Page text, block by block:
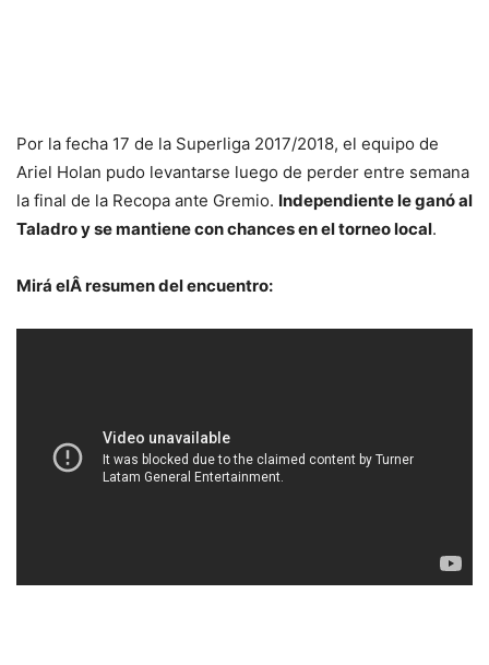
Por la fecha 17 de la Superliga 2017/2018, el equipo de
Ariel Holan pudo levantarse luego de perder entre semana
la final de la Recopa ante Gremio. Independiente le ganó al
Taladro y se mantiene con chances en el torneo local.
Mirá elÂ resumen del encuentro: